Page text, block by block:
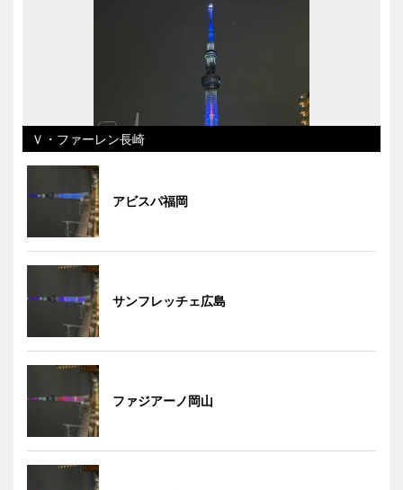
Ｖ・ファーレン長崎
アビスパ福岡
サンフレッチェ広島
ファジアーノ岡山